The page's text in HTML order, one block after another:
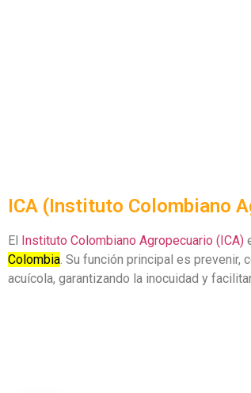
ICA (Instituto Colombiano
El Instituto Colombiano Agropecuario (ICA)
Colombia. Su función principal es prevenir,
acuícola, garantizando la inocuidad y